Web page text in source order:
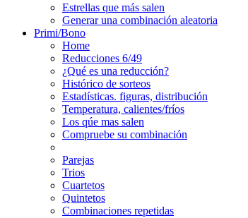
Estrellas que más salen
Generar una combinación aleatoria
Primi/Bono
Home
Reducciones 6/49
¿Qué es una reducción?
Histórico de sorteos
Estadísticas. figuras, distribución
Temperatura, calientes/fríos
Los qúe mas salen
Compruebe su combinación
Parejas
Trios
Cuartetos
Quintetos
Combinaciones repetidas